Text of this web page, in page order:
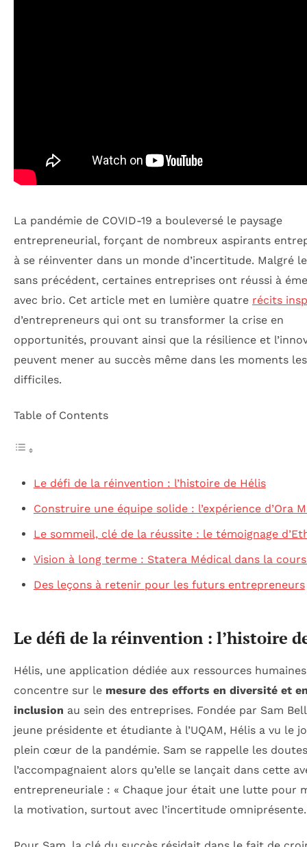
La pandémie de COVID-19 a bouleversé le paysage
entrepreneurial, forçant de nombreux aspirants
à se réinventer dans un monde d’incertitude. Malgré
sans précédent, certaines entreprises ont réussi à
avec brio. Cet article met en lumière quatre récits
d’entrepreneurs qui ont su transformer la crise en
opportunités, prouvant ainsi que la résilience et
peuvent mener au succès même dans les moments
difficiles.
Table of Contents
Le défi de la réinvention : l’histoire de Hélis
Construire une équipe solide : l’expérience d’Ora
Le sommeil, clé de la réussite : le témoignage
Vision à long terme : Statera Médical dans la
Des leçons à retenir pour les futurs entrepreneurs
Le défi de la réinvention : l’histoire
Hélis, une application dédiée aux ressources
concentre sur le mesure des efforts en diversité et
inclusion au sein des entreprises. Fondée par Sam
jeune présidente et étudiante à l’UQAM, Hélis a vu le
plein cœur de la pandémie. Sam se rappelle les
l’accompagnaient alors qu’elle se lançait dans cette
entrepreneuriale : « Chaque jour était une lutte pour
la motivation, surtout avec l’incertitude